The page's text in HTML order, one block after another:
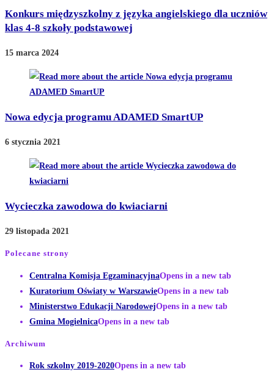
Konkurs międzyszkolny z języka angielskiego dla uczniów
klas 4-8 szkoły podstawowej
15 marca 2024
Nowa edycja programu ADAMED SmartUP
6 stycznia 2021
Wycieczka zawodowa do kwiaciarni
29 listopada 2021
Polecane strony
Centralna Komisja EgzaminacyjnaOpens in a new tab
Kuratorium Oświaty w WarszawieOpens in a new tab
Ministerstwo Edukacji NarodowejOpens in a new tab
Gmina MogielnicaOpens in a new tab
Archiwum
Rok szkolny 2019-2020Opens in a new tab